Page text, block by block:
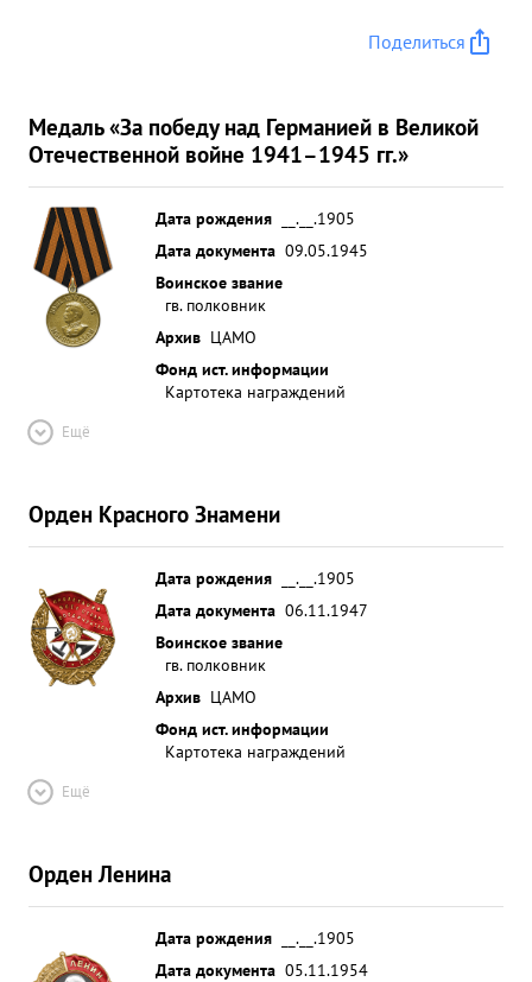
Поделиться
Медаль «За победу над Германией в Великой
Отечественной войне 1941–1945 гг.»
Дата рождения
__.__.1905
Дата документа 09.05.1945
Воинское звание
гв. полковник
Архив ЦАМО
Фонд ист. информации
Картотека награждений
Ещё
Орден Красного Знамени
Дата рождения
__.__.1905
Дата документа 06.11.1947
Воинское звание
гв. полковник
Архив ЦАМО
Фонд ист. информации
Картотека награждений
Ещё
Орден Ленина
Дата рождения
__.__.1905
Дата документа 05.11.1954